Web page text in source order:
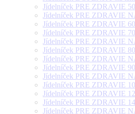
Jídelníček PRE ZDRAVIE
Jídelníček PRE ZDRAVIE
Jídelníček PRE ZDRAVIE
Jídelníček PRE ZDRAVIE
Jídelníček PRE ZDRAVIE
Jídelníček PRE ZDRAVIE
Jídelníček PRE ZDRAVIE
Jídelníček PRE ZDRAVIE
Jídelníček PRE ZDRAVIE
Jídelníček PRE ZDRAVIE
Jídelníček PRE ZDRAVIE
Jídelníček PRE ZDRAVIE
Jídelníček PRE ZDRAVIE